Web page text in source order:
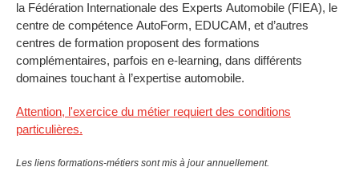
la Fédération Internationale des Experts Automobile (FIEA), le
centre de compétence AutoForm, EDUCAM, et d’autres
centres de formation proposent des formations
complémentaires, parfois en e-learning, dans différents
domaines touchant à l’expertise automobile.
Attention, l'exercice du métier requiert des conditions
particulières.
Les liens formations-métiers sont mis à jour annuellement.